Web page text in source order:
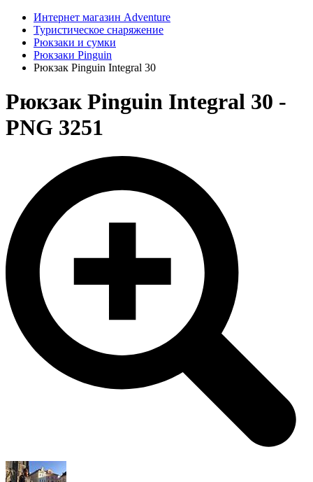
Интернет магазин Adventure
Туристическое снаряжение
Рюкзаки и сумки
Рюкзаки Pinguin
Рюкзак Pinguin Integral 30
Рюкзак Pinguin Integral 30 -
PNG 3251